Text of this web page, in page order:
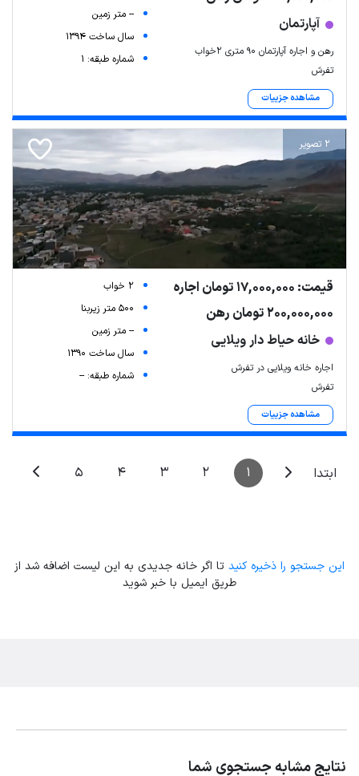
Leaflet| Map data ©ariamarz.com
آپارتمان
رهن و اجاره آپارتمان ۹۰ متری ۲خواب
تفرش
مشاهده جزییات
-- متر زمین
سال ساخت 1394
شماره طبقه: 1
2 تصویر
قیمت: 17,000,000 تومان اجاره
200,000,000 تومان رهن
خانه حیاط دار ویلایی
اجاره خانه ویلایی در تفرش
تفرش
مشاهده جزییات
2 خواب
500 متر زیربنا
-- متر زمین
سال ساخت 1390
شماره طبقه: --
ابتدا 1
2
3
4
5
این جستجو را ذخیره کنید تا اگر خانه جدیدی به این لیست اضافه شد از
طریق ایمیل با خبر شوید
نتایج مشابه جستجوی شما